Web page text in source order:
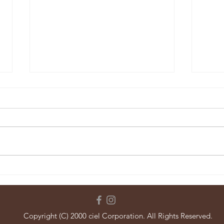
【ほ
Copyright (C) 2000 ciel Corporation. All Rights Reserved.